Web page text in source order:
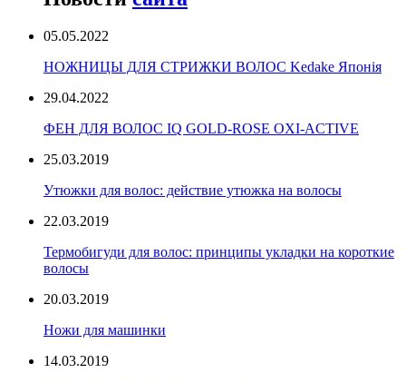
05.05.2022
НОЖНИЦЫ ДЛЯ СТРИЖКИ ВОЛОС Kedake Японія
29.04.2022
ФЕН ДЛЯ ВОЛОС IQ GOLD-ROSE OXI-ACTIVE
25.03.2019
Утюжки для волос: действие утюжка на волосы
22.03.2019
Термобигуди для волос: принципы укладки на короткие
волосы
20.03.2019
Ножи для машинки
14.03.2019